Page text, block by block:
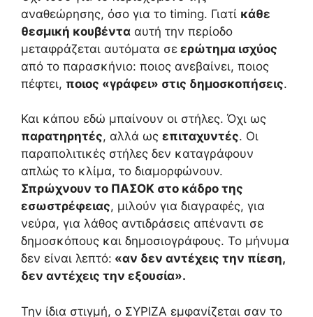
αναθεώρησης, όσο για το timing. Γιατί κάθε
θεσμική κουβέντα αυτή την περίοδο
μεταφράζεται αυτόματα σε ερώτημα ισχύος
από το παρασκήνιο: ποιος ανεβαίνει, ποιος
πέφτει, ποιος «γράφει» στις δημοσκοπήσεις.
Και κάπου εδώ μπαίνουν οι στήλες. Όχι ως
παρατηρητές, αλλά ως επιταχυντές. Οι
παραπολιτικές στήλες δεν καταγράφουν
απλώς το κλίμα, το διαμορφώνουν.
Σπρώχνουν το ΠΑΣΟΚ στο κάδρο της
εσωστρέφειας, μιλούν για διαγραφές, για
νεύρα, για λάθος αντιδράσεις απέναντι σε
δημοσκόπους και δημοσιογράφους. Το μήνυμα
δεν είναι λεπτό: «αν δεν αντέχεις την πίεση,
δεν αντέχεις την εξουσία».
Την ίδια στιγμή, ο ΣΥΡΙΖΑ εμφανίζεται σαν το